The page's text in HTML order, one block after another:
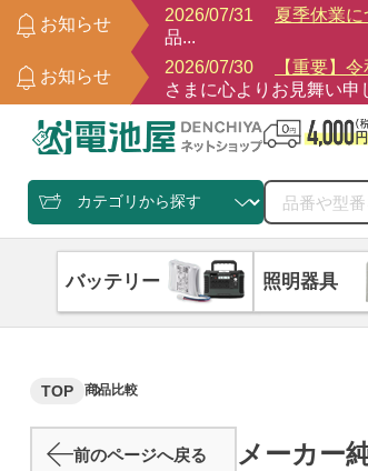
お知らせ
2026/07/31 夏季休業に
品...
お知らせ
2026/07/30 【重要】
さまに心よりお見舞い申
バッテリー 照明器具
TOP 商品比較
前のページへ戻る メーカー